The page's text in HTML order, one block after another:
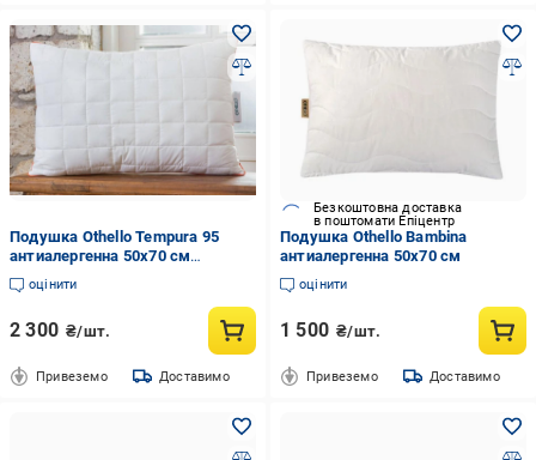
Подушка Othello Tempura 95
антиалергенна 50x70 см
(2000022279567)
оцінити
2 300 ₴/шт.
Привеземо Доставимо
Безкоштовна доставка
в поштомати Епіцентр
Подушка Othello Bambina
антиалергенна 50х70 см
оцінити
1 500 ₴/шт.
Привеземо Доставимо